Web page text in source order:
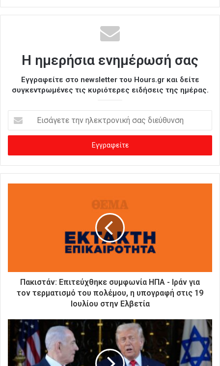
Η ημερήσια ενημέρωσή σας
Εγγραφείτε στο newsletter του Hours.gr και δείτε
συγκεντρωμένες τις κυριότερες ειδήσεις της ημέρας.
σ
γ
ε
Πακιστάν: Επιτεύχθηκε συμφωνία ΗΠΑ - Ιράν για
τον τερματισμό του πολέμου, η υπογραφή στις 19
Ιουλίου στην Ελβετία